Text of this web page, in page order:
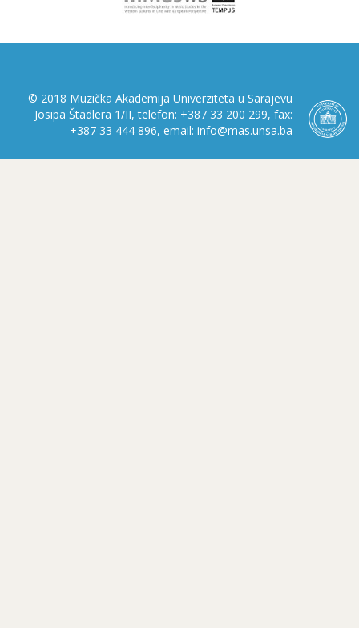
© 2018 Muzička Akademija Univerziteta u Sarajevu
Josipa Štadlera 1/II, telefon: +387 33 200 299, fax:
+387 33 444 896, email: info@mas.unsa.ba